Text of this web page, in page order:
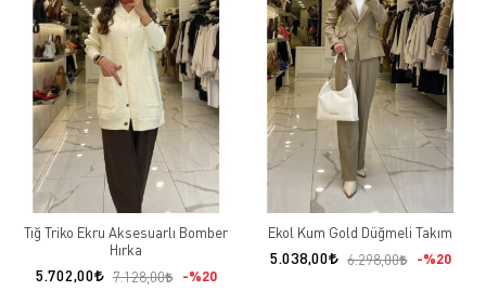
Tığ Triko Ekru Aksesuarlı Bomber
Hırka
5.702,00 7.128,00 %20
Ekol Kum Gold Düğmeli Takım
5.038,00 6.298,00 %20